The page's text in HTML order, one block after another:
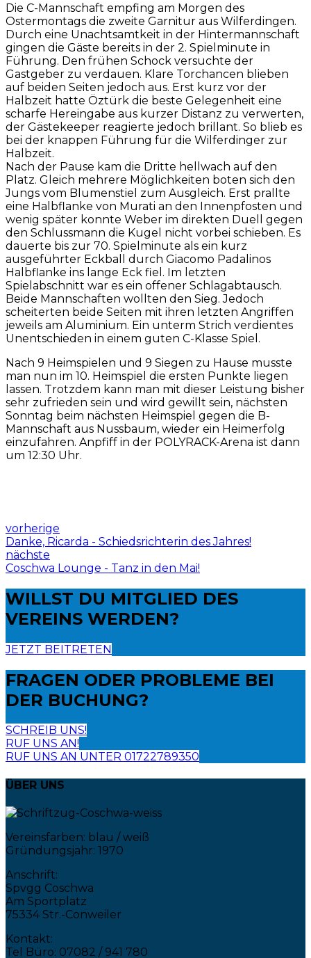
Die C-Mannschaft empfing am Morgen des
Ostermontags die zweite Garnitur aus Wilferdingen.
Durch eine Unachtsamtkeit in der Hintermannschaft
gingen die Gäste bereits in der 2. Spielminute in
Führung. Den frühen Schock versuchte der
Gastgeber zu verdauen. Klare Torchancen blieben
auf beiden Seiten jedoch aus. Erst kurz vor der
Halbzeit hatte Öztürk die beste Gelegenheit eine
scharfe Hereingabe aus kurzer Distanz zu verwerten,
der Gästekeeper reagierte jedoch brillant. So blieb es
bei der knappen Führung für die Wilferdinger zur
Halbzeit.
Nach der Pause kam die Dritte hellwach auf den
Platz. Gleich mehrere Möglichkeiten boten sich den
Jungs vom Blumenstiel zum Ausgleich. Erst prallte
eine Halbflanke von Murati an den Innenpfosten und
wenig später konnte Weber im direkten Duell gegen
den Schlussmann die Kugel nicht vorbei schieben. Es
dauerte bis zur 70. Spielminute als ein kurz
ausgeführter Eckball durch Giacomo Padalinos
Halbflanke ins lange Eck fiel. Im letzten
Spielabschnitt war es ein offener Schlagabtausch.
Beide Mannschaften wollten den Sieg. Jedoch
scheiterten beide Seiten mit ihren letzten Angriffen
jeweils am Aluminium. Ein unterm Strich verdientes
Unentschieden in einem guten C-Klasse Spiel.
Nach 9 Heimspielen und 9 Siegen zu Hause musste
man nun im 10. Heimspiel die ersten Punkte liegen
lassen. Trotzdem kann man mit dieser Leistung bisher
sehr zufrieden sein und wird gewillt sein, nächsten
Sonntag beim nächsten Heimspiel gegen die B-
Mannschaft aus Nussbaum, wieder ein Heimerfolg
einzufahren. Anpfiff in der POLYRACK-Arena ist dann
um 12:30 Uhr.
vorherige
Danke, Ricarda - Schiedsrichterin des Jahres!
nächste
Coschwa Lounge - Tanz in den Mai!
WILLST DU MITGLIED DES
VEREINS WERDEN?
JETZT BEITRETEN
FRAGEN ODER PROBLEME BEI
DER BUCHUNG?
SCHREIB UNS!
RUF UNS AN!
RUF UNS AN UNTER 01722789350
ÜBER UNS
Vereinsfarben: blau / weiß
Gründungsjahr: 1970
Anschrift:
Spvgg Coschwa
Am Sportplatz
75334 Str.-Conweiler
Kontakt:
Tel Büro: 07082 / 941 780